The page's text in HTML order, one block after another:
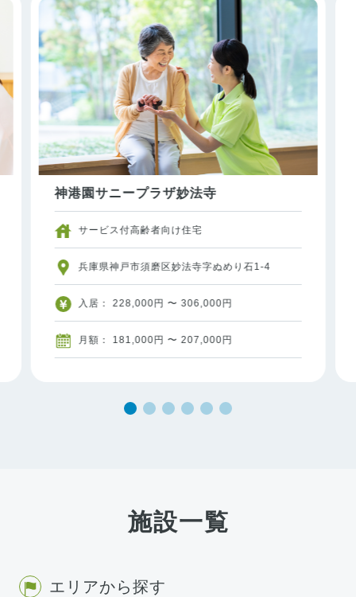
神港園サニープラザ妙法寺
サービス付高齢者向け住宅
兵庫県神戸市須磨区妙法寺字ぬめり石1-4
入居： 228,000円 〜 306,000円
月額： 181,000円 〜 207,000円
施設一覧
エリアから探す